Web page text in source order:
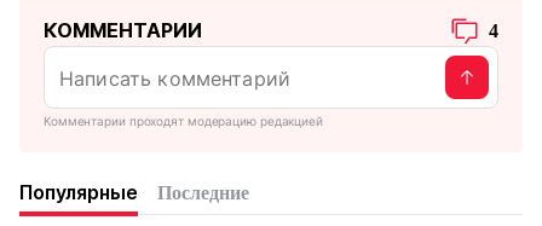
КОММЕНТАРИИ 4
Комментарии проходят модерацию редакцией
Популярные Последние